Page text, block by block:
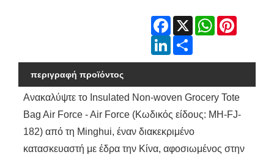
Facebook
X WhatsApp
LinkedIn
περιγραφή προϊόντος
Ανακαλύψτε το Insulated Non-woven Grocery Tote
Bag Air Force - Air Force (Κωδικός είδους: MH-FJ-
182) από τη Minghui, έναν διακεκριμένο
κατασκευαστή με έδρα την Κίνα, αφοσιωμένος στην